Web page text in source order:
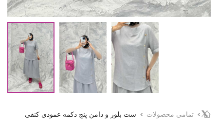
تمامی محصولات ست بلوز و دامن پنج دکمه عمودی کنفی